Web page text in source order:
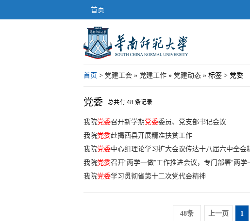
首页
首页 > 党建工会 » 党建工作 » 党建动态 » 标签 > 党委
党委 总共有 48 条记录
我院党委召开新学期党委委员、党支部书记会议
我院党委赴揭西县开展精准扶贫工作
我院党委中心组理论学习扩大会议传达十八届六中全会
我院党委召开“两学一做”工作推进会议，专门部署“两
我院党委学习贯彻省第十二次党代会精神
48条 上一页 1